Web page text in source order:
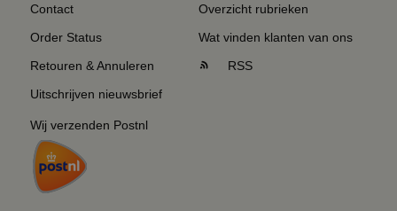
Contact
Order Status
Retouren & Annuleren
Uitschrijven nieuwsbrief
Wij verzenden Postnl
Overzicht rubrieken
Wat vinden klanten van ons
RSS